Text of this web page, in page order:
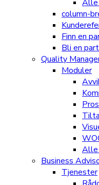
Alle
column-
Finn en
Bli en
Quality
Moduler
Alle
Business
Tjenester